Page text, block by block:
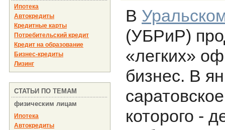
Ипотека
Автокредиты
Кредитные карты
Потребительский кредит
Кредит на образование
Бизнес-кредиты
Лизинг
СТАТЬИ ПО ТЕМАМ
физическим лицам
Ипотека
Автокредиты
В
(УБРиР)
«легких»
бизнес. В
которого -